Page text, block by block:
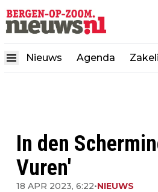
Nieuws Agenda
In den
Vuren'
18 APR 2023, 6:22•NIEUWS